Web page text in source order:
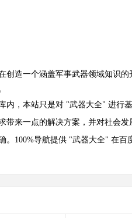
造一个涵盖军事武器领域知识的
，本站只是对 "武器大全" 进行
来一点的解决方案，并对社会
100%导航提供 "武器大全" 在